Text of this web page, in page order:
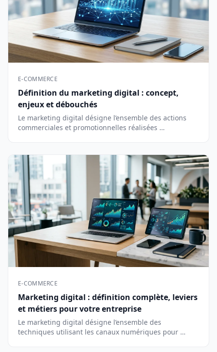
E-COMMERCE
Définition du marketing digital : concept,
enjeux et débouchés
Le marketing digital désigne l’ensemble des actions
commerciales et promotionnelles réalisées …
E-COMMERCE
Marketing digital : définition complète, leviers
et métiers pour votre entreprise
Le marketing digital désigne l’ensemble des
techniques utilisant les canaux numériques pour …